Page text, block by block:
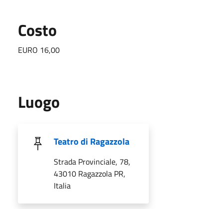
Costo
EURO 16,00
Luogo
Teatro di Ragazzola
Strada Provinciale, 78,
43010 Ragazzola PR,
Italia